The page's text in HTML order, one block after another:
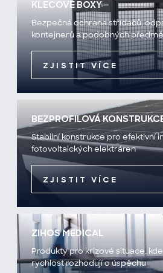
KLECOVÉ BOXY
Bezpečná ochrana střídačů,
kontejnerů a podobných
ZJISTIT VÍCE
BEZPROFILOVÁ
Stabilní konstrukce pro efektivní
fotovoltaických elektráren
ZJISTIT VÍCE
ZIHOS MEDICAL
Produkty pro krizové situace,
rychlost rozhodují o úspěchu